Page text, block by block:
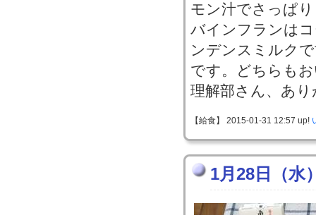
モン汁でさっぱ
バインフランは
ンデンスミルク
です。どちらも
理解部さん、あ
【給食】 2015-01-31 12:57 up!
1月28日（水